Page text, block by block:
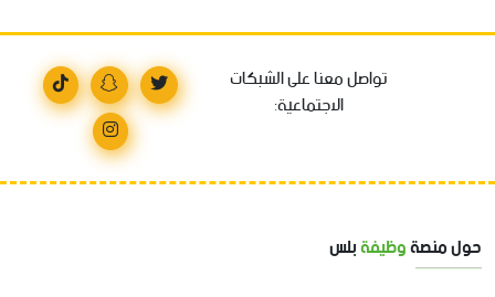
تواصل معنا على الشبكات
الاجتماعية:
حول منصةوظيفةبلس